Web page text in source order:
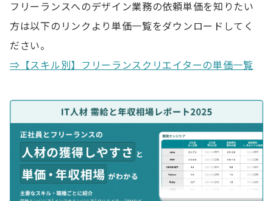
フリーランスへのデザイン業務の依頼単価を知りたい
方は以下のリンクより単価一覧をダウンロードしてく
ださい。
⇒【スキル別】フリーランスクリエイターの単価一覧